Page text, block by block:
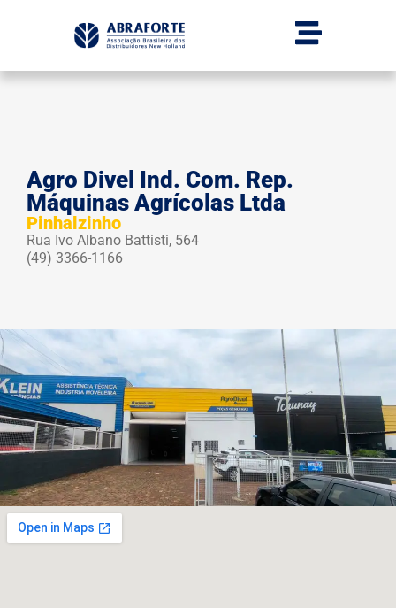
Agro Divel Ind. Com. Rep.
Máquinas Agrícolas Ltda
Pinhalzinho
Rua Ivo Albano Battisti, 564
(49) 3366-1166